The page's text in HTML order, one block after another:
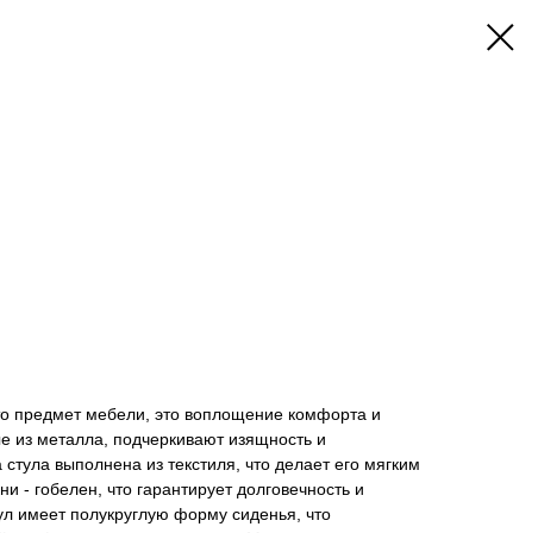
предмет мебели, это воплощение комфорта и
из металла, подчеркивают изящность и
выполнена из текстиля, что делает его мягким
- гобелен, что гарантирует долговечность и
имеет полукруглую форму сиденья, что